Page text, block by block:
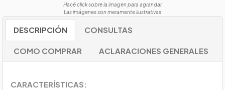
Hacé click sobre la imagen para agrandar
Las imágenes son meramente ilustrativas
DESCRIPCIÓN CONSULTAS
COMO COMPRAR ACLARACIONES GENERALES
CARACTERÍSTICAS: